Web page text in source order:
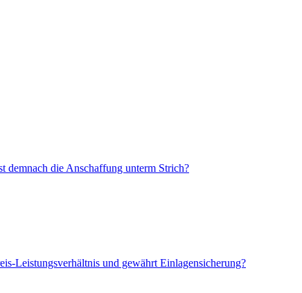
demnach die Anschaffung unterm Strich?
Leistungsverhältnis und gewährt Einlagensicherung?